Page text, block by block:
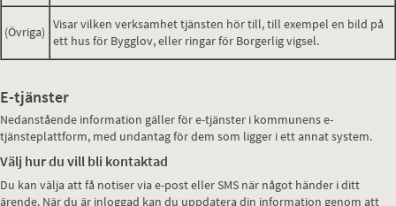
(Övriga) Visar vilken verksamhet tjänsten hör till, till exempel en bild på
ett hus för Bygglov, eller ringar för Borgerlig vigsel.
E-tjänster
Nedanstående information gäller för e-tjänster i kommunens e-
tjänsteplattform, med undantag för dem som ligger i ett annat system.
Välj hur du vill bli kontaktad
Du kan välja att få notiser via e-post eller SMS när något händer i ditt
ärende. När du är inloggad kan du uppdatera din information genom att